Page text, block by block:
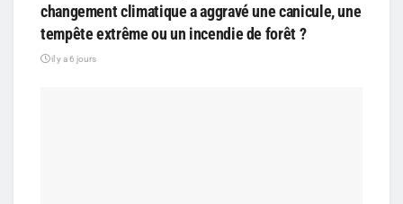
changement climatique a aggravé une canicule, une
tempête extrême ou un incendie de forêt ?
il y a 6 jours